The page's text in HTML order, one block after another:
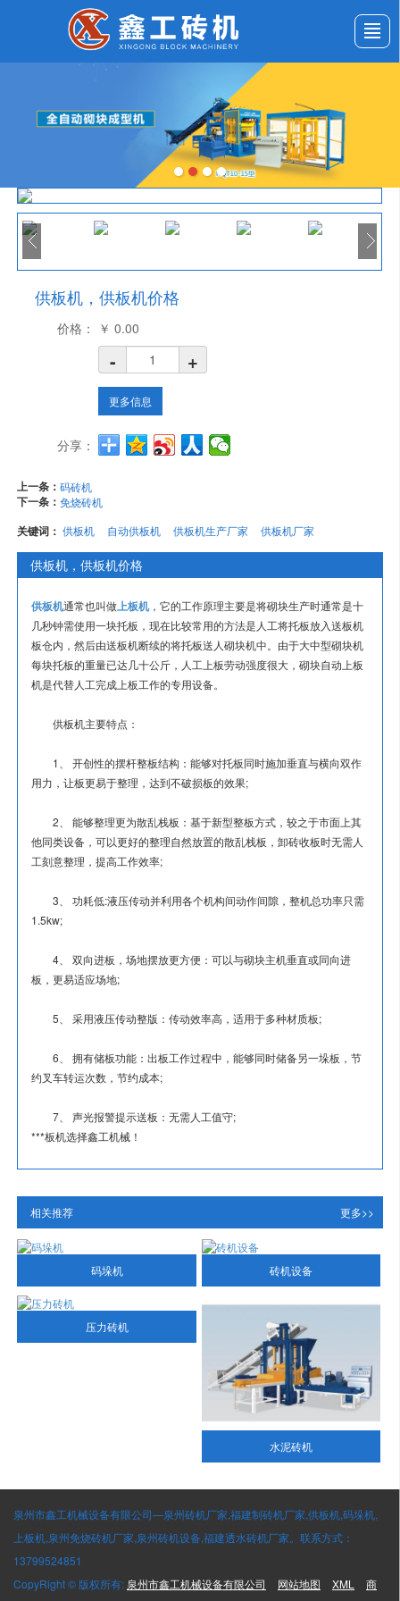
供板机，供板机价格
价格：
￥0.00
- +
更多信息
分享：
上一条：码砖机
下一条：免烧砖机
关键词：供板机 自动供板机 供板机生产厂家 供板机厂家
供板机，供板机价格
供板机通常也叫做上板机，它的工作原理主要是将砌块生产时通常是十
几秒钟需使用一块托板，现在比较常用的方法是人工将托板放入送板机
板仓内，然后由送板机断续的将托板送人砌块机中。由于大中型砌块机
每块托板的重量已达几十公斤，人工上板劳动强度很大，砌块自动上板
机是代替人工完成上板工作的专用设备。
供板机主要特点：
1、 开创性的摆杆整板结构：能够对托板同时施加垂直与横向双作
用力，让板更易于整理，达到不破损板的效果;
2、 能够整理更为散乱栈板：基于新型整板方式，较之于市面上其
他同类设备，可以更好的整理自然放置的散乱栈板，卸砖收板时无需人
工刻意整理，提高工作效率;
3、 功耗低:液压传动并利用各个机构间动作间隙，整机总功率只需
1.5kw;
4、 双向进板，场地摆放更方便：可以与砌块主机垂直或同向进
板，更易适应场地;
5、 采用液压传动整版：传动效率高，适用于多种材质板;
6、 拥有储板功能：出板工作过程中，能够同时储备另一垛板，节
约叉车转运次数，节约成本;
7、 声光报警提示送板：无需人工值守;
***板机选择鑫工机械！
相关推荐 更多>>
码垛机 砖机设备
压力砖机
水泥砖机
泉州市鑫工机械设备有限公司—泉州砖机厂家,福建制砖机厂家,供板机,码垛机,
上板机,泉州免烧砖机厂家,泉州砖机设备,福建透水砖机厂家。联系方式：
13799524851
CopyRight © 版权所有: 泉州市鑫工机械设备有限公司 网站地图 XML
商